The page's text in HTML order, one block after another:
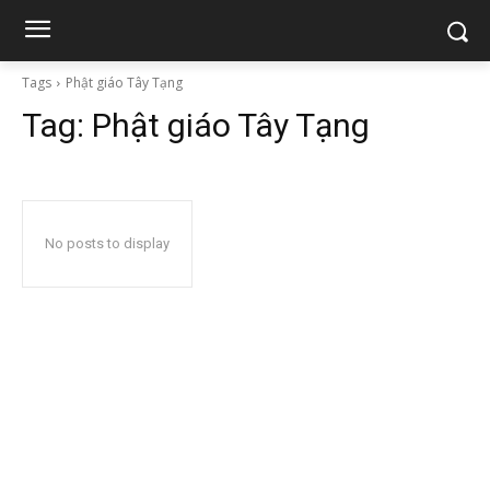
Tags Phật giáo Tây Tạng
Tag: Phật giáo Tây Tạng
No posts to display